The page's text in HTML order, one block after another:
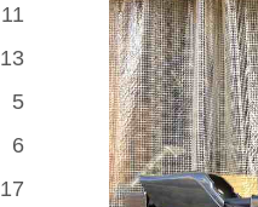
11
13
5
6
17